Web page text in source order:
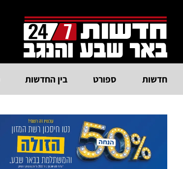
חדשות ספורט בין החדשות